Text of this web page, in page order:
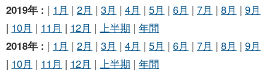
2019年 : | 1月 | 2月 | 3月 | 4月 | 5月 | 6月 | 7月 | 8月 | 9月
| 10月 | 11月 | 12月 | 上半期 | 年間
2018年 : | 1月 | 2月 | 3月 | 4月 | 5月 | 6月 | 7月 | 8月 | 9月
| 10月 | 11月 | 12月 | 上半期 | 年間